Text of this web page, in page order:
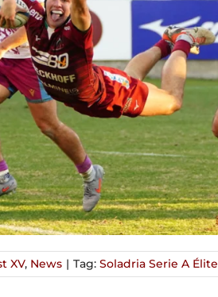
XV, News | Tag: Soladria Serie A Élite